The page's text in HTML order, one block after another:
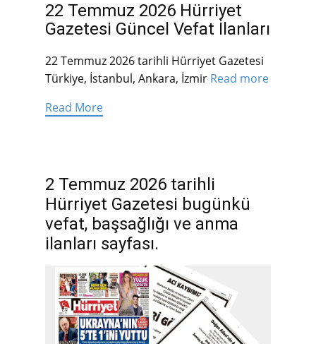
22 Temmuz 2026 Hürriyet
Gazetesi Güncel Vefat İlanları
22 Temmuz 2026 tarihli Hürriyet Gazetesi
Türkiye, İstanbul, Ankara, İzmir Read more
Read More
2 Temmuz 2026 tarihli
Hürriyet Gazetesi bugünkü
vefat, başsağlığı ve anma
ilanları sayfası.